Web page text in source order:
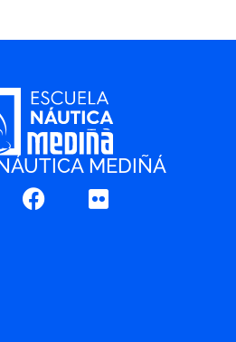
MEDIÑÁ